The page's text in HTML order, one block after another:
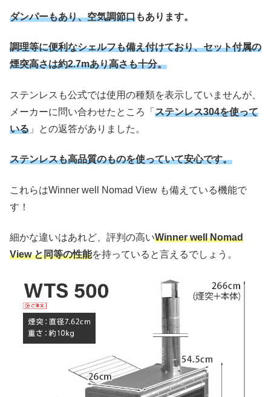
ダンパーもあり、空気調節口もあります。
調理等に便利なシェルフも備え付けており、セット付属の
煙突高さは約2.7mあり高さも十分。
ステンレスも公式では使用の種類を表示していませんが、
メーカーに問い合わせたところ「 ステンレス304を使って
いる 」との返答がありました。
ステンレスも高品質のものを使っていて安心です。
これらはWinner well Nomad View も備えている機能で
す！
細かな違いはあれど、評判の高いWinner well Nomad
View と同等の性能を持っていると言えるでしょう。